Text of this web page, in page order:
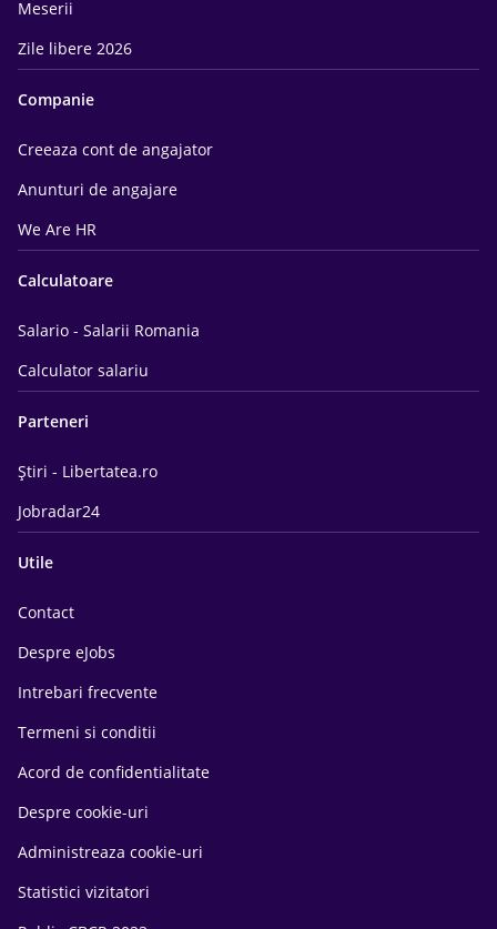
Meserii
Zile libere 2026
Companie
Creeaza cont de angajator
Anunturi de angajare
We Are HR
Calculatoare
Salario - Salarii Romania
Calculator salariu
Parteneri
Știri - Libertatea.ro
Jobradar24
Utile
Contact
Despre eJobs
Intrebari frecvente
Termeni si conditii
Acord de confidentialitate
Despre cookie-uri
Administreaza cookie-uri
Statistici vizitatori